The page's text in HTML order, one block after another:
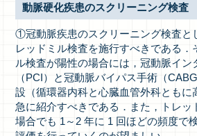
動脈硬化疾患のスクリーニング検査
①冠動脈疾患のスクリーニング検査と
レッドミル検査を施行すべきである．
ル検査が陽性の場合には，冠動脈イン
（PCI）と冠動脈バイパス手術（
設（循環器内科と心臓血管外科ともに
急に紹介すべきである．また，トレッ
場合でも 1～2 年に 1 回ほどの頻度で